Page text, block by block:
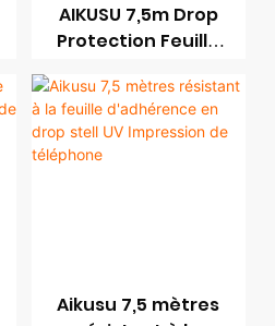
AIKUSU 7,5m Drop
Protection Feuille
de téléphone
imprimé UV
Aikusu 7,5 mètres